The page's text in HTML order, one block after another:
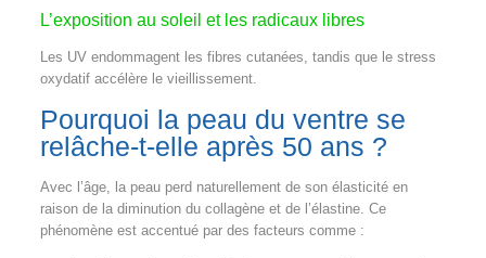
L’exposition au soleil et les radicaux libres
Les UV endommagent les fibres cutanées, tandis que le stress
oxydatif accélère le vieillissement.
Pourquoi la peau du ventre se
relâche-t-elle après 50 ans ?
Avec l’âge, la peau perd naturellement de son élasticité en
raison de la diminution du collagène et de l’élastine. Ce
phénomène est accentué par des facteurs comme :